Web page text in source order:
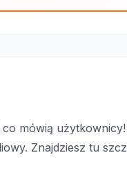
mówią
Znajdziesz tu